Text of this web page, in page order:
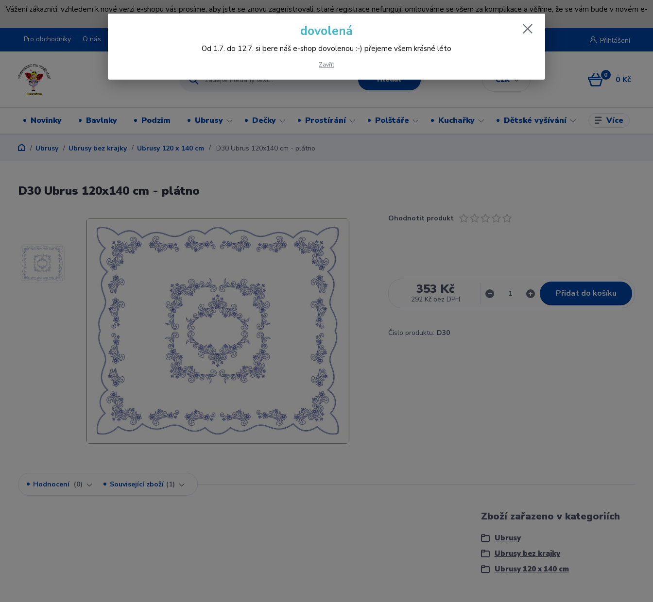
Vážení zákazníci, vzhledem k nové verzi e-shopu vás prosíme, aby jste se znovu zageristrovali, staré registrace nefungují, omlouváme se všem za komplikace a věříme, že se vám bude v novém e-
Pro obchodníky O nás
CZK
Přihlášení
Hledat 0 0 Kč
Novinky Bavlnky Podzim Ubrusy Dečky Prostírání Polštáře Kuchařky Dětské vyšívání Více
Ubrusy Ubrusy bez krajky Ubrusy 120 x 140 cm D30 Ubrus 120x140 cm - plátno
D30 Ubrus 120x140 cm - plátno
Ohodnotit produkt
353 Kč
292 Kč bez DPH
Přidat do košíku
Číslo produktu: D30
Hodnocení 0 Související zboží 1
Zboží zařazeno v kategoriích
Ubrusy
Ubrusy bez krajky
Ubrusy 120 x 140 cm
dovolená
Od 1.7. do 12.7. si bere náš e-shop dovolenou :-) přejeme všem krásné léto
Zavřít